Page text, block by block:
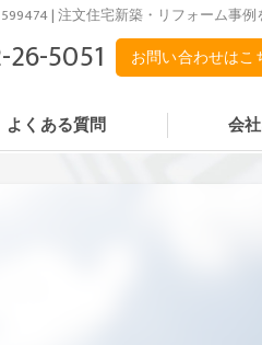
599474 | 注文住宅新築・リフォーム事
26-5051 お問い合わせはこ
よくある質問 会